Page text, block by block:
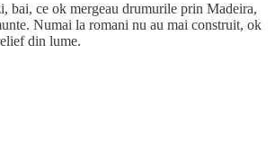
bai, ce ok mergeau drumurile prin Madeira,
Numai la romani nu au mai construit, ok
din lume.